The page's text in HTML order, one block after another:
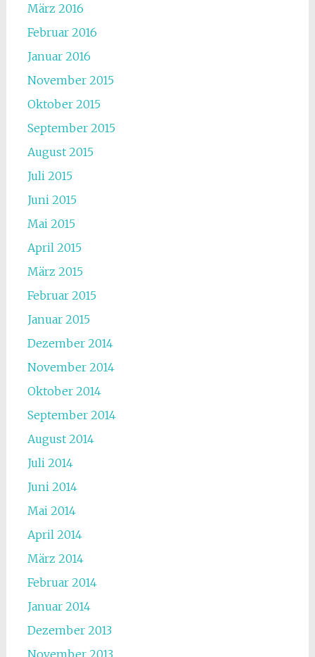
März 2016
Februar 2016
Januar 2016
November 2015
Oktober 2015
September 2015
August 2015
Juli 2015
Juni 2015
Mai 2015
April 2015
März 2015
Februar 2015
Januar 2015
Dezember 2014
November 2014
Oktober 2014
September 2014
August 2014
Juli 2014
Juni 2014
Mai 2014
April 2014
März 2014
Februar 2014
Januar 2014
Dezember 2013
November 2013